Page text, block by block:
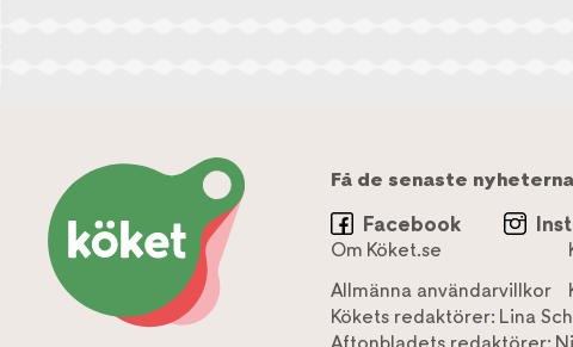
Få de senaste
Facebook
Om Köket.se
Allmänna användarvillkor
Kökets redaktörer: Lina